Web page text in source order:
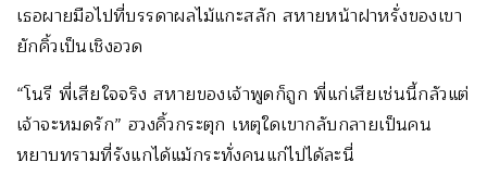
เธอผายมือไปที่บรรดาผลไม้แกะสลัก สหายหน้าฝาหรั่งของเขา
ยักคิ้วเป็นเชิงอวด
“โนรี พี่เสียใจจริง สหายของเจ้าพูดก็ถูก พี่แก่เสียเช่นนี้กลัวแต่
เจ้าจะหมดรัก” ฮวงคิ้วกระตุก เหตุใดเขากลับกลายเป็นคน
หยาบทรามที่รังแกได้แม้กระทั่งคนแก่ไปได้ละนี่